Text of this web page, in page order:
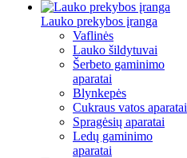
Lauko prekybos įranga
Vaflinės
Lauko šildytuvai
Šerbeto gaminimo
aparatai
Blynkepės
Cukraus vatos aparatai
Spragėsių aparatai
Ledų gaminimo
aparatai